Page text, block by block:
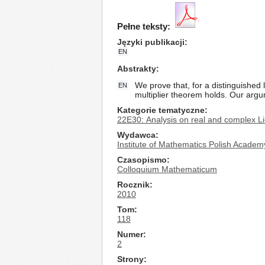
Pełne teksty:
Języki publikacji
EN
Abstrakty
EN
We prove that, for a
multiplier theorem holds. Our
Kategorie tematyczne
22E30: Analysis on real and complex
Wydawca
Institute of Mathematics Polish
Czasopismo
Colloquium Mathematicum
Rocznik
2010
Tom
118
Numer
2
Strony